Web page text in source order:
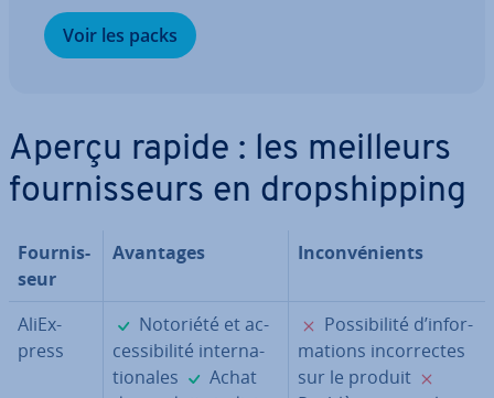
Voir les packs
Aperçu rapide : les meilleurs
four­nis­seurs en drop­ship­ping
Four­nis­
seur
Avantages In­con­vé­nients
AliEx­
press
✓
Notoriété et ac­
ces­si­bi­lité in­ter­na­
tio­nales
✓
Achat
✗
Pos­si­bi­lité d’in­for­
ma­tions in­cor­rectes
sur le produit